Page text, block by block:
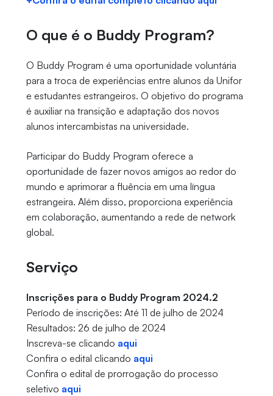
O que é o Buddy Program?
O Buddy Program é uma oportunidade voluntária
para a troca de experiências entre alunos da Unifor
e estudantes estrangeiros. O objetivo do programa
é auxiliar na transição e adaptação dos novos
alunos intercambistas na universidade.
Participar do Buddy Program oferece a
oportunidade de fazer novos amigos ao redor do
mundo e aprimorar a fluência em uma língua
estrangeira. Além disso, proporciona experiência
em colaboração, aumentando a rede de network
global.
Serviço
Inscrições para o Buddy Program 2024.2
Período de inscrições: Até 11 de julho de 2024
Resultados: 26 de julho de 2024
Inscreva-se clicando aqui
Confira o edital clicando aqui
Confira o edital de prorrogação do processo
seletivo aqui